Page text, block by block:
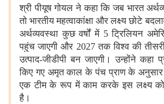
श्री पीयूष गोयल ने कहा कि जब भारत
तो भारतीय महत्वाकांक्षा और लक्ष्य छोटे
अर्थव्यवस्था कुछ वर्षों में 5 ट्रिलियन
पहुंच जाएगी और 2027 तक विश्‍व की
उत्‍पाद-जीडीपी बन जाएगी। उन्होंने कहा
किए गए अमृत काल के पंच प्राण के अनुसार
एक टीम के रूप में काम करके इस लक्ष्य को
है।